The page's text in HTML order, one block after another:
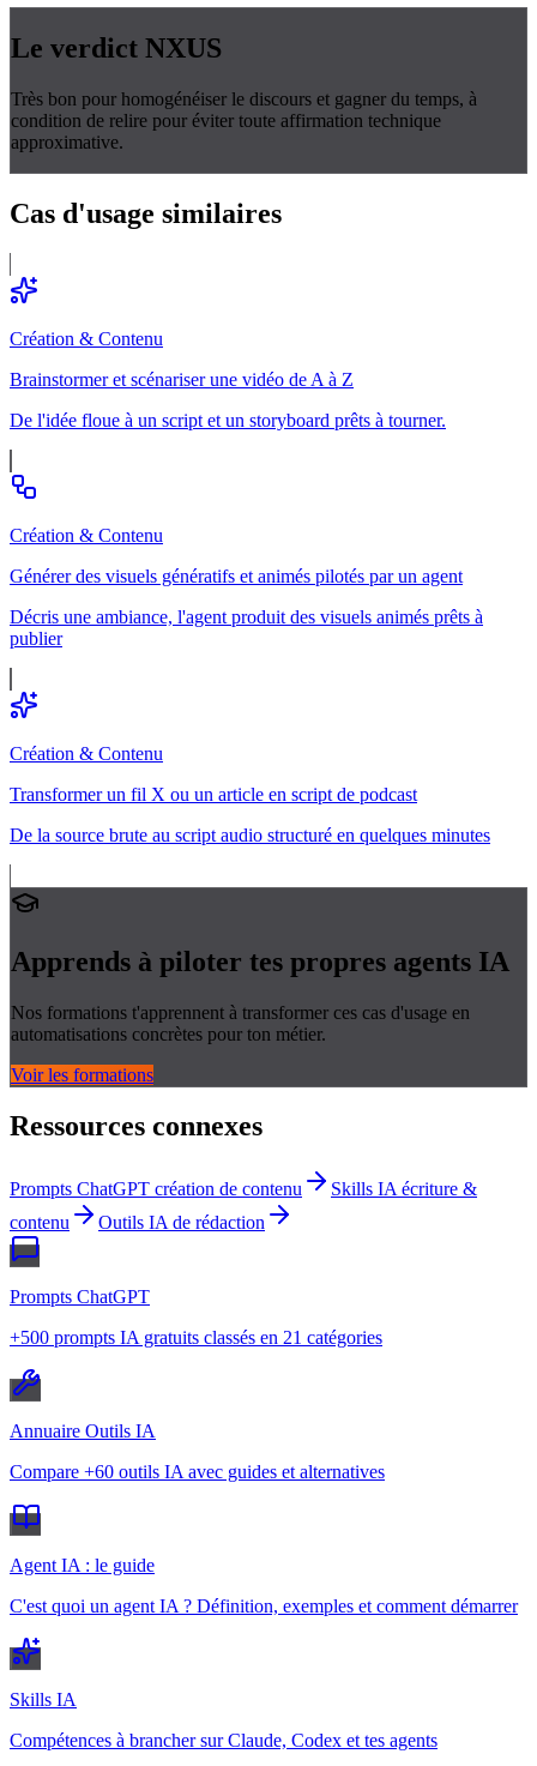
Le verdict NXUS
Très bon pour homogénéiser le discours et gagner du temps, à
condition de relire pour éviter toute affirmation technique
approximative.
Cas d'usage similaires
Création & Contenu
Brainstormer et scénariser une vidéo de A à Z
De l'idée floue à un script et un storyboard prêts à tourner.
Création & Contenu
Générer des visuels génératifs et animés pilotés par un agent
Décris une ambiance, l'agent produit des visuels animés prêts à
publier
Création & Contenu
Transformer un fil X ou un article en script de podcast
De la source brute au script audio structuré en quelques minutes
Apprends à piloter tes propres agents IA
Nos formations t'apprennent à transformer ces cas d'usage en
automatisations concrètes pour ton métier.
Voir les formations
Ressources connexes
Prompts ChatGPT création de contenu
Skills IA écriture &
contenu
Outils IA de rédaction
Prompts ChatGPT
+500 prompts IA gratuits classés en 21 catégories
Annuaire Outils IA
Compare +60 outils IA avec guides et alternatives
Agent IA : le guide
C'est quoi un agent IA ? Définition, exemples et comment démarrer
Skills IA
Compétences à brancher sur Claude, Codex et tes agents